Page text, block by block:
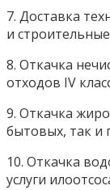
7. Доставка
и
8. Откачка
отходов IV
9. Откачка
бытовых, так
10. Откачка
услуги